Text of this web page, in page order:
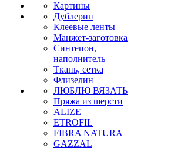
Картины
Дублерин
Клеевые ленты
Манжет-заготовка
Синтепон,
наполнитель
Ткань, сетка
Флизелин
ЛЮБЛЮ ВЯЗАТЬ
Пряжа из шерсти
ALIZE
ETROFIL
FIBRA NATURA
GAZZAL